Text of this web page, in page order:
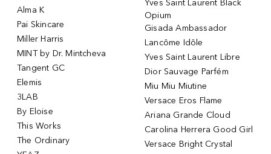
Alma K
Pai Skincare
Miller Harris
MINT by Dr. Mintcheva
Tangent GC
Elemis
3LAB
By Eloise
This Works
The Ordinary
Yves Saint Laurent Black
Opium
Gisada Ambassador
Lancôme Idôle
Yves Saint Laurent Libre
Dior Sauvage Parfém
Miu Miu Miutine
Versace Eros Flame
Ariana Grande Cloud
Carolina Herrera Good Girl
Versace Bright Crystal